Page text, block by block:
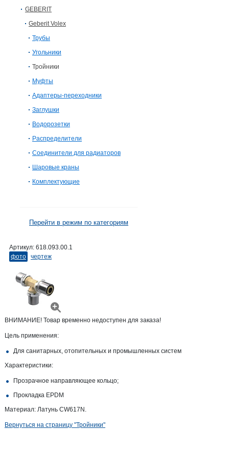
GEBERIT
Geberit Volex
Трубы
Угольники
Тройники
Муфты
Адаптеры-переходники
Заглушки
Водорозетки
Распределители
Соединители для радиаторов
Шаровые краны
Комплектующие
Перейти в режим по категориям
Артикул: 618.093.00.1
фото
чертеж
ВНИМАНИЕ! Товар временно недоступен для заказа!
Цель применения:
Для санитарных, отопительных и промышленных систем
Характеристики:
Прозрачное направляющее кольцо;
Прокладка EPDM
Материал: Латунь CW617N.
Вернуться на страницу "Тройники"